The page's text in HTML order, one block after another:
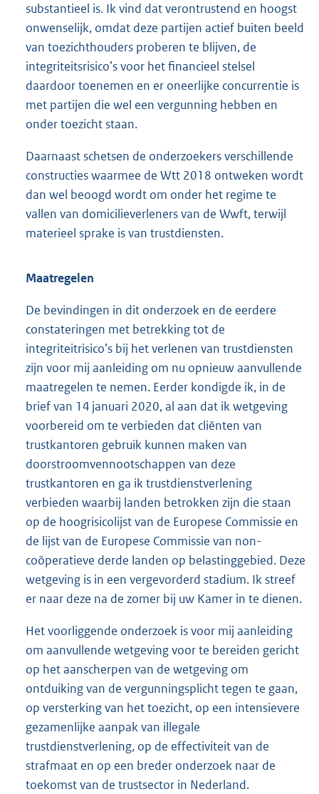
substantieel is. Ik vind dat verontrustend en hoogst
onwenselijk, omdat deze partijen actief buiten beeld
van toezichthouders proberen te blijven, de
integriteitsrisico’s voor het financieel stelsel
daardoor toenemen en er oneerlijke concurrentie is
met partijen die wel een vergunning hebben en
onder toezicht staan.
Daarnaast schetsen de onderzoekers verschillende
constructies waarmee de Wtt 2018 ontweken wordt
dan wel beoogd wordt om onder het regime te
vallen van domicilieverleners van de Wwft, terwijl
materieel sprake is van trustdiensten.
Maatregelen
De bevindingen in dit onderzoek en de eerdere
constateringen met betrekking tot de
integriteitrisico’s bij het verlenen van trustdiensten
zijn voor mij aanleiding om nu opnieuw aanvullende
maatregelen te nemen. Eerder kondigde ik, in de
brief van 14 januari 2020, al aan dat ik wetgeving
voorbereid om te verbieden dat cliënten van
trustkantoren gebruik kunnen maken van
doorstroomvennootschappen van deze
trustkantoren en ga ik trustdienstverlening
verbieden waarbij landen betrokken zijn die staan
op de hoogrisicolijst van de Europese Commissie en
de lijst van de Europese Commissie van non-
coöperatieve derde landen op belastinggebied. Deze
wetgeving is in een vergevorderd stadium. Ik streef
er naar deze na de zomer bij uw Kamer in te dienen.
Het voorliggende onderzoek is voor mij aanleiding
om aanvullende wetgeving voor te bereiden gericht
op het aanscherpen van de wetgeving om
ontduiking van de vergunningsplicht tegen te gaan,
op versterking van het toezicht, op een intensievere
gezamenlijke aanpak van illegale
trustdienstverlening, op de effectiviteit van de
strafmaat en op een breder onderzoek naar de
toekomst van de trustsector in Nederland.